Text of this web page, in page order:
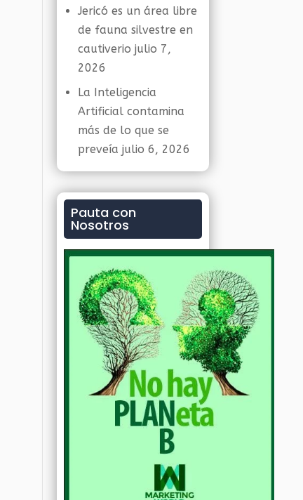
Jericó es un área libre
de fauna silvestre en
cautiverio julio 7,
2026
La Inteligencia
Artificial contamina
más de lo que se
preveía julio 6, 2026
Pauta con
Nosotros